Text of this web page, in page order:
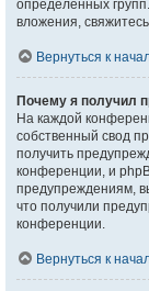
определённых
вложения,
Вернуться к
Почему я получил
На каждой
собственный свод
получить
конференции, и
предупреждениям,
что получили
конференции.
Вернуться к